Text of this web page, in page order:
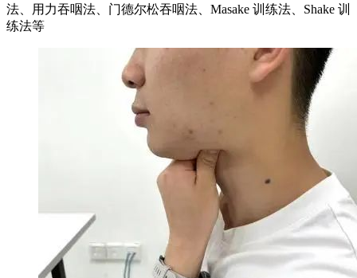
法、用力吞咽法、门德尔松吞咽法、Masake 训练法、Shake 训
练法等